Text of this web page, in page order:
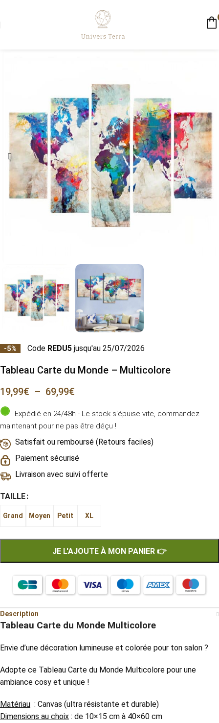
-5% Code REDU5 jusqu'au 25/07/2026
Tableau Carte du Monde – Multicolore
19,99€ – 69,99€
Expédié en 24/48h - Le stock s'épuise vite, commandez
maintenant pour ne pas être déçu !
Satisfait ou remboursé (Retours faciles)
Paiement sécurisé
Livraison avec suivi offerte
TAILLE
Grand Moyen Petit XL
JE L'AJOUTE À MON PANIER 👉
Description
Tableau Carte du Monde Multicolore
Envie d’une décoration lumineuse et colorée pour ton salon ?
Adopte ce Tableau Carte du Monde Multicolore pour une
ambiance cosy et unique !
Matériau : Canvas (ultra résistante et durable)
Dimensions au choix : de 10×15 cm à 40×60 cm
☀️ LIVRAISON GRATUITE AUJOURD'HUI ☀️